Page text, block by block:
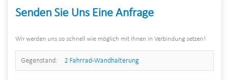
Senden Sie Uns Eine Anfrage
Wir werden uns so schnell wie möglich mit Ihnen in Verbindung setzen!
Gegenstand: 2 Fahrrad-Wandhalterung